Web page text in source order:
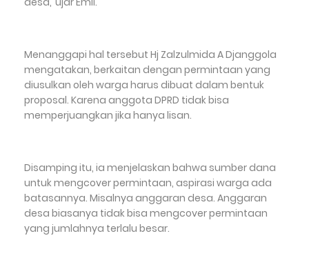
Menanggapi hal tersebut Hj Zalzulmida A Djanggola
mengatakan, berkaitan dengan permintaan yang
diusulkan oleh warga harus dibuat dalam bentuk
proposal. Karena anggota DPRD tidak bisa
memperjuangkan jika hanya lisan.
Disamping itu, ia menjelaskan bahwa sumber dana
untuk mengcover permintaan, aspirasi warga ada
batasannya. Misalnya anggaran desa. Anggaran
desa biasanya tidak bisa mengcover permintaan
yang jumlahnya terlalu besar.